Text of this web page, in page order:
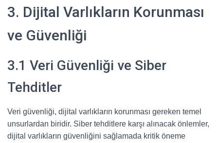
3. Dijital Varlıkların Korunması
ve Güvenliği
3.1 Veri Güvenliği ve Siber
Tehditler
Veri güvenliği, dijital varlıkların korunması gereken temel
unsurlardan biridir. Siber tehditlere karşı alınacak önlemler,
dijital varlıkların güvenliğini sağlamada kritik öneme